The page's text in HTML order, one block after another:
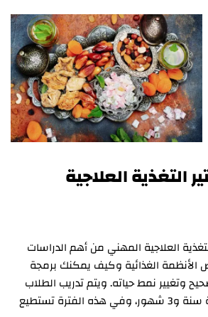
التغذية العلاجية
العلاجية المهني من أهم الدراسات
الغذائية وكيف يمكنك برمجة
وتغيير نمط حياته. ويتم تدريب الطلاب
في الماجستير في مدة سنة و3 شهور، وفي هذه الفترة تستطيع